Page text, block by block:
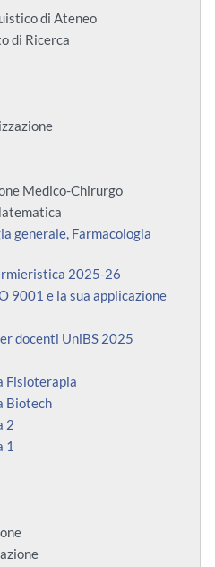
di Ateneo
di Ricerca
Medico-Chirurgo
generale, Farmacologia
2025-26
9001 e la sua applicazione
docenti UniBS 2025
Fisioterapia
Biotech
2
1